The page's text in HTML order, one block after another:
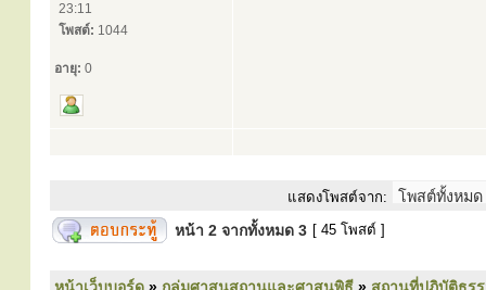
23:11
โพสต์: 1044
อายุ: 0
แสดงโพสต์จาก:
หน้า 2 จากทั้งหมด 3 [ 45 โพสต์ ]